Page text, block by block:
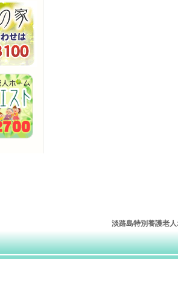
淡路島特別養護老